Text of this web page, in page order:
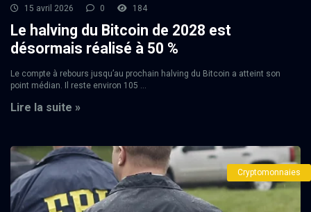
15 avril 2026 0 184
Le halving du Bitcoin de 2028 est
désormais réalisé à 50 %
Le compte à rebours jusqu’au prochain halving du Bitcoin a atteint son
point médian. Il reste environ 105 ...
Lire la suite »
Cryptomonnaies